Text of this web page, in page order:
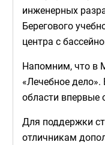
инженерных
Берегового
центра с
Напомним, что в
«Лечебное
области впервые
Для поддержки
отличникам